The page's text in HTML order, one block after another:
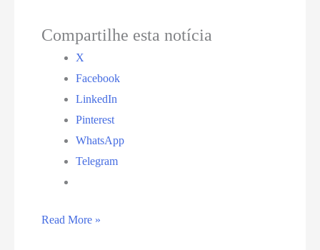
Compartilhe esta notícia
X
Facebook
LinkedIn
Pinterest
WhatsApp
Telegram
Mega-
Read More »